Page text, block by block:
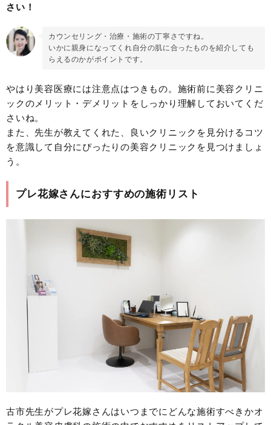
さい！
カウンセリング・治療・施術の丁寧さですね。
いかに親身になってくれ自分の肌に合ったものを紹介しても
らえるのかがポイントです。
やはり美容医療には注意点はつきもの。施術前に美容クリニ
ックのメリット・デメリットをしっかり理解しておいてくだ
さいね。
また、先生が教えてくれた、良いクリニックを見分けるコツ
を意識して自分にぴったりの美容クリニックを見つけましょ
う。
プレ花嫁さんにおすすめの施術リスト
古市先生がプレ花嫁さんはいつまでにどんな施術すべきかオ